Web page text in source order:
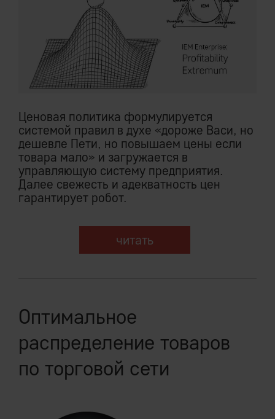
Ценовая политика формулируется
системой правил в духе «дороже Васи, но
дешевле Пети, но повышаем цены если
товара мало» и загружается в
управляющую систему предприятия.
Далее свежесть и адекватность цен
гарантирует робот.
читать
Оптимальное
распределение товаров
по торговой сети